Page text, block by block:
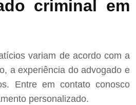
criminal em
variam de acordo com a
a experiência do advogado e
Entre em contato conosco
personalizado.